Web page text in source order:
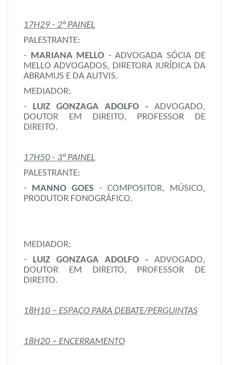
17H29 - 2° PAINEL
PALESTRANTE:
- MARIANA MELLO - ADVOGADA SÓCIA DE
MELLO ADVOGADOS, DIRETORA JURÍDICA DA
ABRAMUS E DA AUTVIS.
MEDIADOR:
- LUIZ GONZAGA ADOLFO - ADVOGADO,
DOUTOR EM DIREITO, PROFESSOR DE
DIREITO.
17H50 - 3° PAINEL
PALESTRANTE:
- MANNO GOES - COMPOSITOR, MÚSICO,
PRODUTOR FONOGRÁFICO.
MEDIADOR:
- LUIZ GONZAGA ADOLFO - ADVOGADO,
DOUTOR EM DIREITO, PROFESSOR DE
DIREITO.
18H10 – ESPAÇO PARA DEBATE/PERGUINTAS
18H20 – ENCERRAMENTO